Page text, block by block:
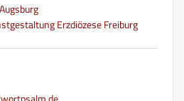
Erzdiözese Freiburg